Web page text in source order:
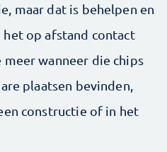
maar dat is behelpen en
op afstand contact
wanneer die chips
plaatsen bevinden,
constructie of in het